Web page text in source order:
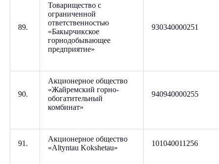
89.
Товарищество с
ограниченной
ответственностью
«Бакырчикское
горнодобывающее
предприятие»
930340000251
90.
Акционерное общество
«Жайремский горно-
обогатительный
комбинат»
940940000255
91.
Акционерное общество
«Altyntau Kokshetau»
101040011256